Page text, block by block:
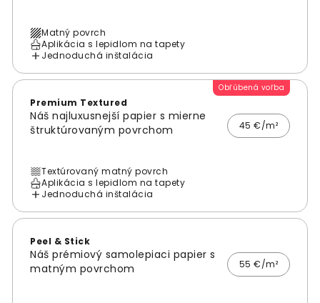
Matný povrch
Aplikácia s lepidlom na tapety
Jednoduchá inštalácia
Obľúbená voľba
Premium Textured
Náš najluxusnejší papier s mierne
štruktúrovaným povrchom
45 €/m²
Textúrovaný matný povrch
Aplikácia s lepidlom na tapety
Jednoduchá inštalácia
Peel & Stick
Náš prémiový samolepiaci papier s
matným povrchom
55 €/m²